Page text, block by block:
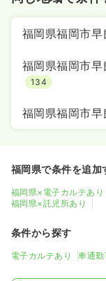
福岡県福岡市早
福岡県福岡市早
134
福岡県福岡市早
福岡県で条件を追加
福岡県×電子カルテあり
福岡県×託児所あり
条件から探す
電子カルテあり 車通勤